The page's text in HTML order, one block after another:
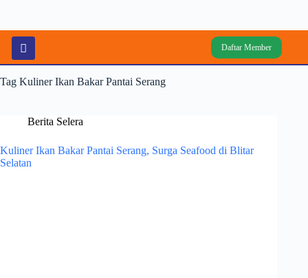
Daftar Member
Tag Kuliner Ikan Bakar Pantai Serang
Berita Selera
Kuliner Ikan Bakar Pantai Serang, Surga Seafood di Blitar
Selatan